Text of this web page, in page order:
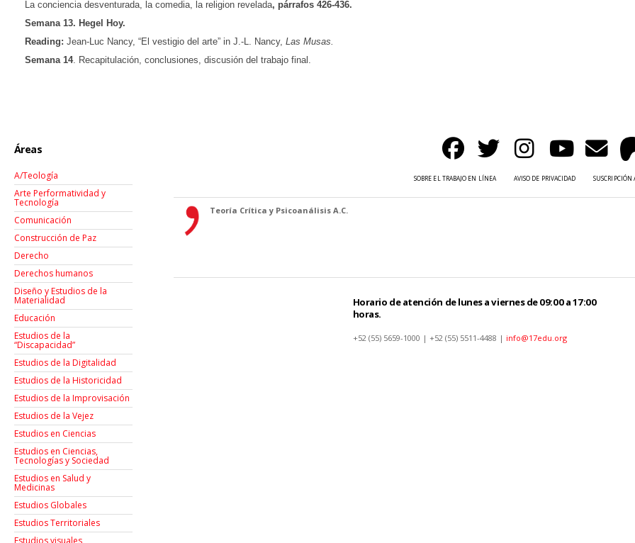
La conciencia desventurada, la comedia, la religion revelada, párrafos 426-436.
Semana 13. Hegel Hoy.
Reading: Jean-Luc Nancy, “El vestigio del arte” in J.-L. Nancy, Las Musas.
Semana 14. Recapitulación, conclusiones, discusión del trabajo final.
Áreas
A/Teología
Arte Performatividad y
Tecnología
Comunicación
Construcción de Paz
Derecho
Derechos humanos
Diseño y Estudios de la
Materialidad
Educación
Estudios de la
“Discapacidad”
Estudios de la Digitalidad
Estudios de la Historicidad
Estudios de la Improvisación
Estudios de la Vejez
Estudios en Ciencias
Estudios en Ciencias,
Tecnologías y Sociedad
Estudios en Salud y
Medicinas
Estudios Globales
Estudios Territoriales
SOBRE EL TRABAJO EN LÍNEA AVISO DE PRIVACIDAD SUSCRIPCIÓN
Teoría Crítica y Psicoanálisis A.C.
Horario de atención de lunes a viernes de 09:00 a 17:00
horas.
+52 (55) 5659-1000 | +52 (55) 5511-4488 | info@17edu.org